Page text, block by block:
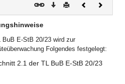
Download
DruckenVorheriges
BuB E-StB 20/23 wird zur
Folgendes festgelegt:
2.1 der TL BuB E-StB 20/23